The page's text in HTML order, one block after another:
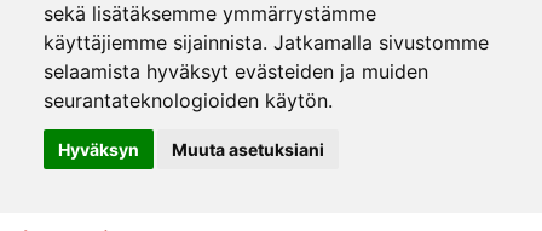
sekä lisätäksemme ymmärrystämme
käyttäjiemme sijainnista. Jatkamalla sivustomme
selaamista hyväksyt evästeiden ja muiden
seurantateknologioiden käytön.
Hyväksyn Muuta asetuksiani